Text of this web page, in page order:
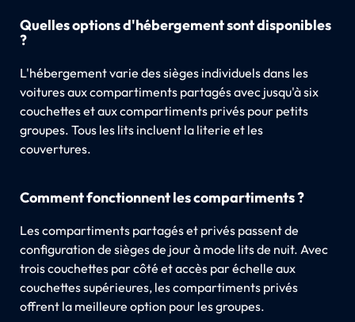
Quelles options d'hébergement sont disponibles
?
L'hébergement varie des sièges individuels dans les
voitures aux compartiments partagés avec jusqu'à six
couchettes et aux compartiments privés pour petits
groupes. Tous les lits incluent la literie et les
couvertures.
Comment fonctionnent les compartiments ?
Les compartiments partagés et privés passent de
configuration de sièges de jour à mode lits de nuit. Avec
trois couchettes par côté et accès par échelle aux
couchettes supérieures, les compartiments privés
offrent la meilleure option pour les groupes.